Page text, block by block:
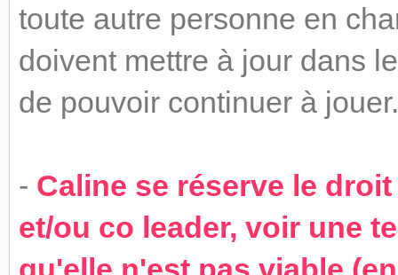
toute autre personne en
doivent mettre à jour dans
de pouvoir continuer à jouer.
- Caline se réserve le
et/ou co leader, voir une